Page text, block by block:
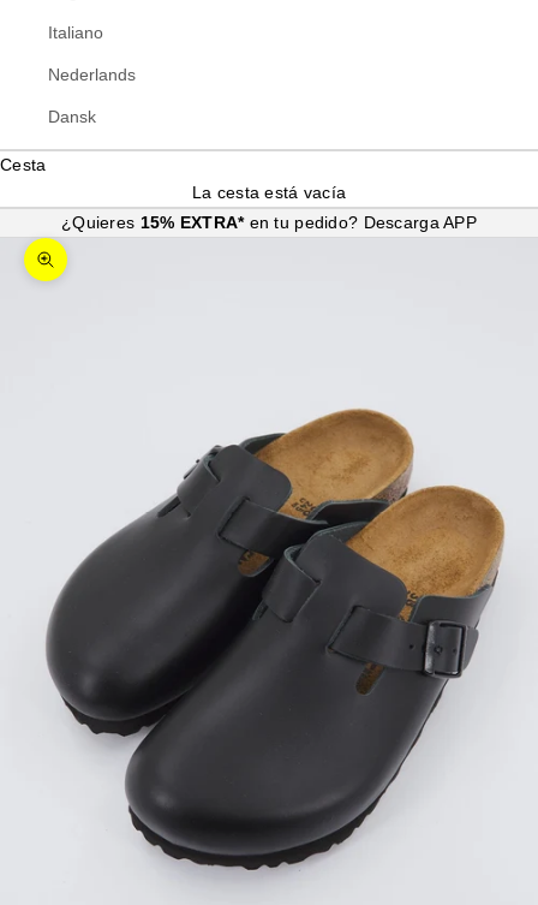
Italiano
Nederlands
Dansk
Cesta
La cesta está vacía
¿Quieres 15% EXTRA* en tu pedido? Descarga APP
Zoom